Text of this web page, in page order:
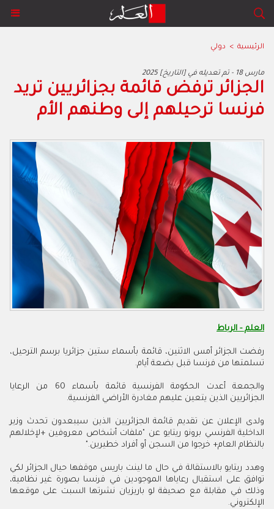
الرئيسية > دولي
2025 مارس 18 - تم تعديله في [التاريخ]
الجزائر ترفض قائمة بجزائريين تريد
فرنسا ترحيلهم إلى وطنهم الأم
العلم - الرباط
رفضت الجزائر أمس الاثنين، قائمة بأسماء ستين جزائريا برسم الترحيل،
تسلمتها من فرنسا قبل بضعة أيام.
والجمعة أعدت الحكومة الفرنسية قائمة بأسماء 60 من الرعايا
الجزائريين الذين يتعين عليهم مغادرة الأراضي الفرنسية.
ولدى الإعلان عن تقديم قائمة الجزائريين الذين سيبعدون تحدث وزير
الداخلية الفرنسي برونو ريتايو عن "ملفات أشخاص معروفين +لإخلالهم
بالنظام العام+ خرجوا من السجن أو أفراد خطيرين".
وهدد ريتايو بالاستقالة في حال ما لينت باريس موقفها حيال الجزائر لكي
توافق على استقبال رعاياها الموجودين في فرنسا بصورة غير نظامية،
وذلك في مقابلة مع صحيفة لو باريزيان نشرتها السبت على موقعها
الإلكتروني.